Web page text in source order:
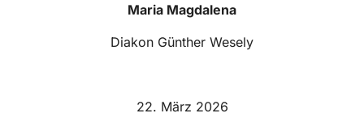
Maria Magdalena
Diakon Günther Wesely
22. März 2026